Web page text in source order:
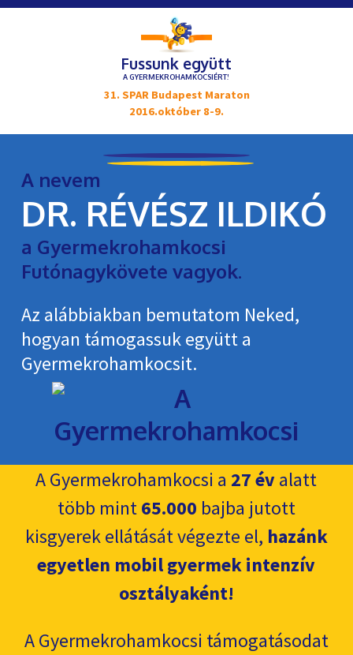
Fussunk együtt
A GYERMEKROHAMKOCSIÉRT!
31. SPAR Budapest Maraton
2016.október 8-9.
A nevem
DR. RÉVÉSZ ILDIKÓ
a Gyermekrohamkocsi
Futónagykövete vagyok.
Az alábbiakban bemutatom Neked,
hogyan támogassuk együtt a
Gyermekroham­kocsit.
A Gyermekrohamkocsi a 27 évalatt
több mint65.000 bajba jutott
kisgyerek ellátását végezte el, hazánk
egyetlen mobil gyermek intenzív
osztályaként!
A Gyermekrohamkocsi támogatásodat